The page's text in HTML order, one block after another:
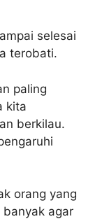
selesai
terobati.
paling
kita
berkilau.
orang yang
banyak agar